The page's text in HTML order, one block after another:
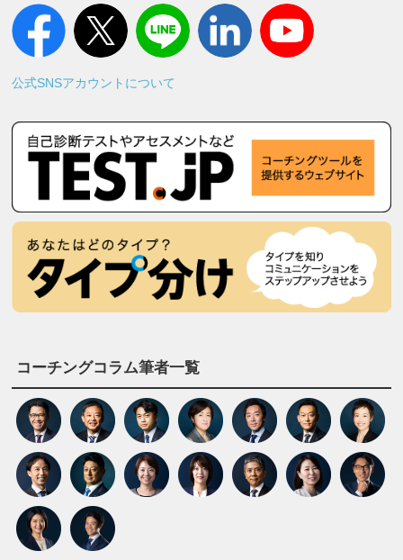
公式SNSアカウントについて
コーチングコラム筆者一覧